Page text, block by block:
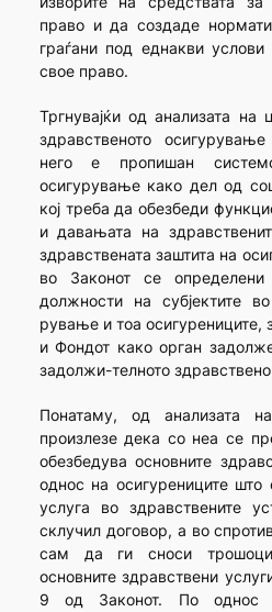
право и да создаде
граѓани под еднакви
свое право.
Тргнувајќи од анализата на
здравственото
него е пропишан
осигурување како дел од
кој треба да обезбеди
и давањата на
здравствената заштита на
во Законот се
должности на субјектите
рување и тоа осигурениците,
и Фондот како орган
задолжи-телното
Понатаму, од анализата
произлезе дека со неа се
обезбедува основните
однос на осигурениците што
услуга во здравствените
склучил договор, а во
сам да ги сноси
основните здравствени
9 од Законот. По однос